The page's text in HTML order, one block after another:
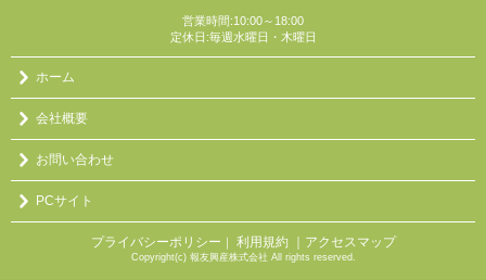
営業時間:10:00～18:00
定休日:毎週水曜日・木曜日
ホーム
会社概要
お問い合わせ
PCサイト
プライバシーポリシー ｜ 利用規約 ｜アクセスマップ
Copyright(c) 報友興産株式会社 All rights reserved.